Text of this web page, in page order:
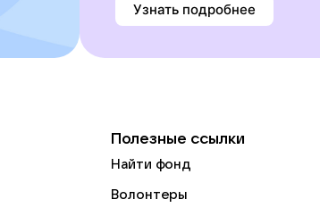
Узнать подробнее
Полезные ссылки
Найти фонд
Волонтеры